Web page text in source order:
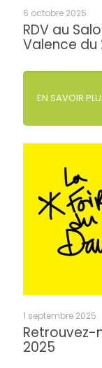
6 octobre 2025
RDV au
Valence
EN SAVOIR
1 septembre 2025
Retrouvez-
2025